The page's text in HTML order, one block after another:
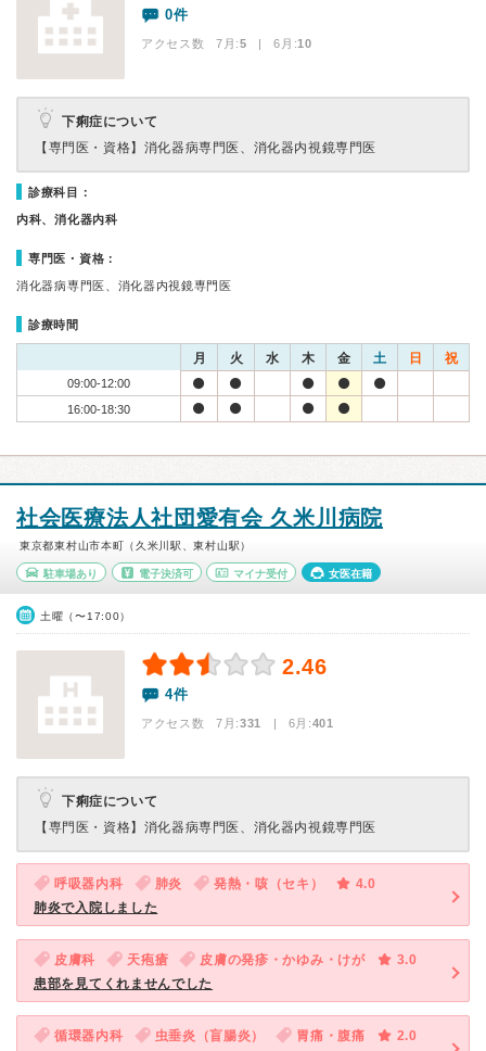
0件
アクセス数 7月:5 | 6月:10
下痢症について
【専門医・資格】 消化器病専門医、消化器内視鏡専門医
診療科目：
内科、消化器内科
専門医・資格：
消化器病専門医、消化器内視鏡専門医
診療時間
月 火 水 木 金 土 日 祝
09:00-12:00
16:00-18:30
社会医療法人社団愛有会 久米川病院
東京都東村山市本町（久米川駅、東村山駅）
駐車場あり 電子決済可 マイナ受付 女医在籍
土曜（〜17:00）
2.46
4件
アクセス数 7月:331 | 6月:401
下痢症について
【専門医・資格】 消化器病専門医、消化器内視鏡専門医
呼吸器内科 肺炎 発熱・咳（セキ）
4.0
肺炎で入院しました
皮膚科 天疱瘡 皮膚の発疹・かゆみ・けが
3.0
患部を見てくれませんでした
循環器内科 虫垂炎（盲腸炎） 胃痛・腹痛
2.0